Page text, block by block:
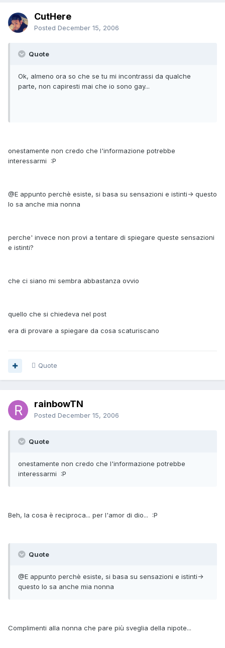
CutHere
Posted December 15, 2006
Quote
Ok, almeno ora so che se tu mi incontrassi da qualche
parte, non capiresti mai che io sono gay...
onestamente non credo che l'informazione potrebbe
interessarmi :P
@E appunto perchè esiste, si basa su sensazioni e istinti-> questo
lo sa anche mia nonna
perche' invece non provi a tentare di spiegare queste sensazioni
e istinti?
che ci siano mi sembra abbastanza ovvio
quello che si chiedeva nel post
era di provare a spiegare da cosa scaturiscano
Quote
rainbowTN
Posted December 15, 2006
Quote
onestamente non credo che l'informazione potrebbe
interessarmi :P
Beh, la cosa è reciproca... per l'amor di dio... :P
Quote
@E appunto perchè esiste, si basa su sensazioni e istinti->
questo lo sa anche mia nonna
Complimenti alla nonna che pare più sveglia della nipote...